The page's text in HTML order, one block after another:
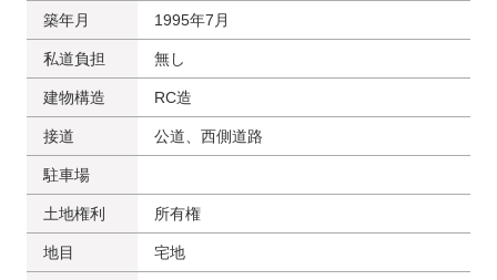
築年月 1995年7月
私道負担 無し
建物構造 RC造
接道 公道、西側道路
駐車場
土地権利 所有権
地目 宅地